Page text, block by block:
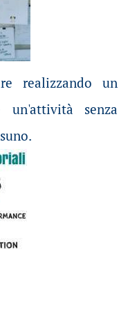
realizzando un
un'attività senza